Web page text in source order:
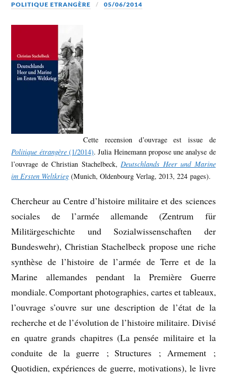
POLITIQUE ETRANGÈRE 05/06/2014
Cette recension d’ouvrage est issue de
Politique étrangère(1/2014). Julia Heinemann propose une analyse de
l’ouvrage de Christian Stachelbeck, Deutschlands Heer und Marine
im Ersten Weltkrieg (Munich, Oldenbourg Verlag, 2013, 224 pages).
Chercheur au Centre d’histoire militaire et des sciences
sociales de l’armée allemande (Zentrum für
Militärgeschichte und Sozialwissenschaften der
Bundeswehr), Christian Stachelbeck propose une riche
synthèse de l’histoire de l’armée de Terre et de la
Marine allemandes pendant la Première Guerre
mondiale. Comportant photographies, cartes et tableaux,
l’ouvrage s’ouvre sur une description de l’état de la
recherche et de l’évolution de l’histoire militaire. Divisé
en quatre grands chapitres (La pensée militaire et la
conduite de la guerre ; Structures ; Armement ;
Quotidien, expériences de guerre, motivations), le livre